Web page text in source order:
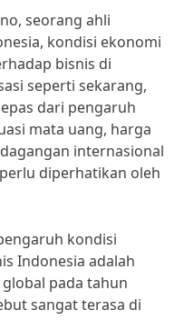
seorang ahli
kondisi ekonomi
bisnis di
seperti sekarang,
dari pengaruh
mata uang, harga
internasional
diperhatikan oleh
kondisi
Indonesia adalah
pada tahun
sangat terasa di